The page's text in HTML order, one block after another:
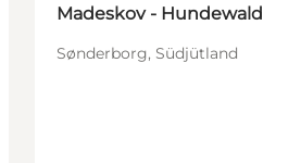
Madeskov - Hundewald
Sønderborg, Südjütland